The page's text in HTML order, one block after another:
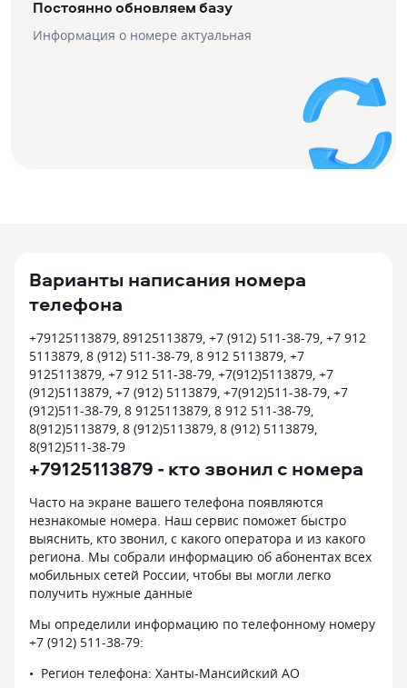
Постоянно обновляем базу
Информация о номере актуальная
Варианты написания номера
телефона
+79125113879, 89125113879, +7 (912) 511-38-79, +7 912
5113879, 8 (912) 511-38-79, 8 912 5113879, +7
9125113879, +7 912 511-38-79, +7(912)5113879, +7
(912)5113879, +7 (912) 5113879, +7(912)511-38-79, +7
(912)511-38-79, 8 9125113879, 8 912 511-38-79,
8(912)5113879, 8 (912)5113879, 8 (912) 5113879,
8(912)511-38-79
+79125113879 - кто звонил с номера
Часто на экране вашего телефона появляются
незнакомые номера. Наш сервис поможет быстро
выяснить, кто звонил, с какого оператора и из какого
региона. Мы собрали информацию об абонентах всех
мобильных сетей России, чтобы вы могли легко
получить нужные данные
Мы определили информацию по телефонному номеру
+7 (912) 511-38-79:
Регион телефона: Ханты-Мансийский АО